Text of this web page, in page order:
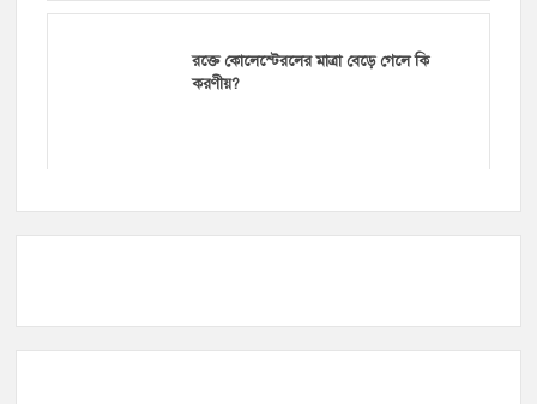
রক্তে কোলেস্টেরলের মাত্রা বেড়ে গেলে কি
করণীয়?